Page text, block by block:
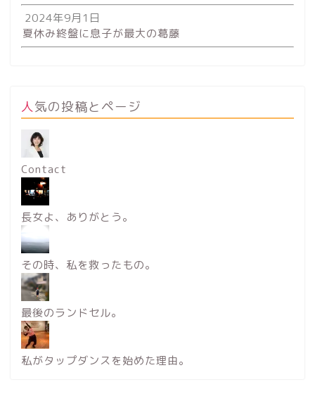
2024年9月1日
夏休み終盤に息子が最大の葛藤
人気の投稿とページ
Contact
長女よ、ありがとう。
その時、私を救ったもの。
最後のランドセル。
私がタップダンスを始めた理由。